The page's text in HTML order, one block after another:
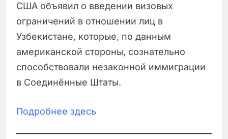
США объявил о введении визовых
ограничений в отношении лиц в
Узбекистане, которые, по данным
американской стороны, сознательно
способствовали незаконной иммиграции
в Соединённые Штаты.
Подробнее здесь